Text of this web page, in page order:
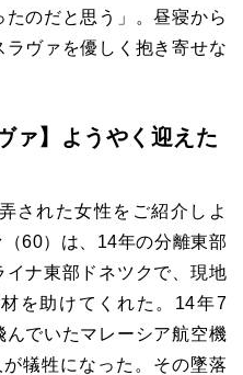
のだと思う」。昼寝から
ヴァを優しく抱き寄せな
ァ】ようやく迎えた
された女性をご紹介しよ
60）は、14年の分離東部
ナ東部ドネツクで、現地
を助けてくれた。14年7
んでいたマレーシア航空機
犠牲になった。その墜落